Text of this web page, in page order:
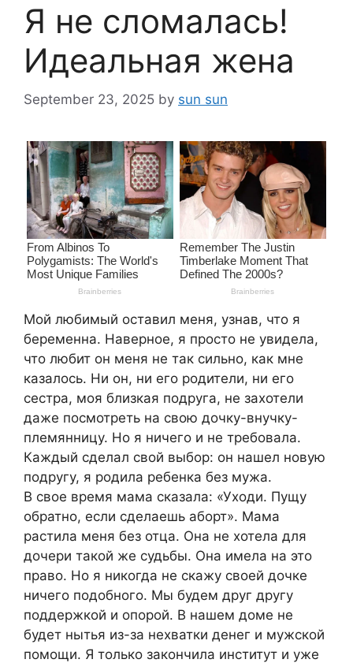
Я не сломалась!
Идеальная жена
September 23, 2025 by sun sun
Мой любимый оставил меня, узнав, что я
беременна. Наверное, я просто не увидела,
что любит он меня не так сильно, как мне
казалось. Ни он, ни его родители, ни его
сестра, моя близкая подруга, не захотели
даже посмотреть на свою дочку-внучку-
племянницу. Но я ничего и не требовала.
Каждый сделал свой выбор: он нашел новую
подругу, я родила ребенка без мужа.
В свое время мама сказала: «Уходи. Пущу
обратно, если сделаешь аборт». Мама
растила меня без отца. Она не хотела для
дочери такой же судьбы. Она имела на это
право. Но я никогда не скажу своей дочке
ничего подобного. Мы будем друг другу
поддержкой и опорой. В нашем доме не
будет нытья из-за нехватки денег и мужской
помощи. Я только закончила институт и уже